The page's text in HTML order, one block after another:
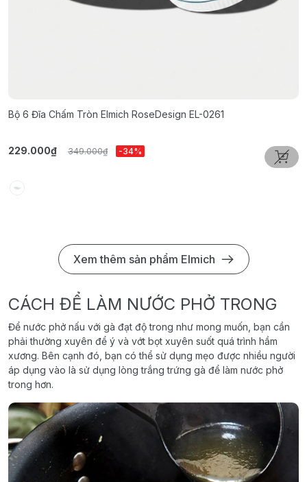
Bộ 6 Đĩa Chấm Tròn Elmich RoseDesign EL-0261
229.000₫ 349.000₫ -34%
Xem thêm sản phẩm Elmich
CÁCH ĐỂ LÀM NƯỚC PHỞ TRONG
Để nước phở nấu với gà đạt độ trong như mong muốn, bạn cần
phải thường xuyên để ý và vớt bọt xuyên suốt quá trình hầm
xương. Bên cạnh đó, bạn có thể sử dụng mẹo được nhiều người
áp dụng vào là sử dụng lòng trắng trứng gà để làm nước phở
trong hơn.